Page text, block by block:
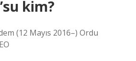
kim?
(12 Mayıs 2016–) Ordu